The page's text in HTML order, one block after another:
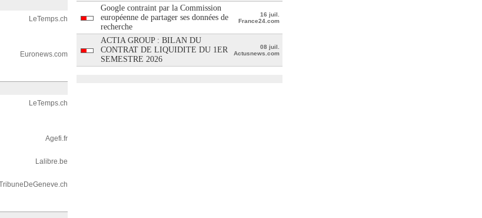
LeTemps.ch
Euronews.com
LeTemps.ch
Agefi.fr
Lalibre.be
Google contraint par la Commission
européenne de partager ses données de
recherche
16 juil.
France24.com
ACTIA GROUP : BILAN DU
CONTRAT DE LIQUIDITE DU 1ER
SEMESTRE 2026
08 juil.
Actusnews.com